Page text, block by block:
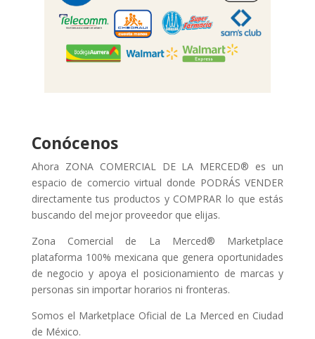
Conócenos
Ahora ZONA COMERCIAL DE LA MERCED® es un
espacio de comercio virtual donde PODRÁS VENDER
directamente tus productos y COMPRAR lo que estás
buscando del mejor proveedor que elijas.
Zona Comercial de La Merced® Marketplace
plataforma 100% mexicana que genera oportunidades
de negocio y apoya el posicionamiento de marcas y
personas sin importar horarios ni fronteras.
Somos el Marketplace Oficial de La Merced en Ciudad
de México.